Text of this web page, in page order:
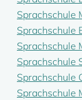
Sprachschule
Sprachschule
Sprachschule
Sprachschule
Sprachschule
Sprachschule